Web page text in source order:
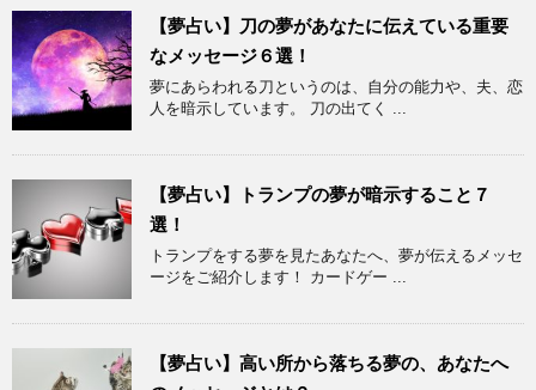
【夢占い】刀の夢があなたに伝えている重要
なメッセージ６選！
夢にあらわれる刀というのは、自分の能力や、夫、恋
人を暗示しています。 刀の出てく ...
【夢占い】トランプの夢が暗示すること７
選！
トランプをする夢を見たあなたへ、夢が伝えるメッセ
ージをご紹介します！ カードゲー ...
【夢占い】高い所から落ちる夢の、あなたへ